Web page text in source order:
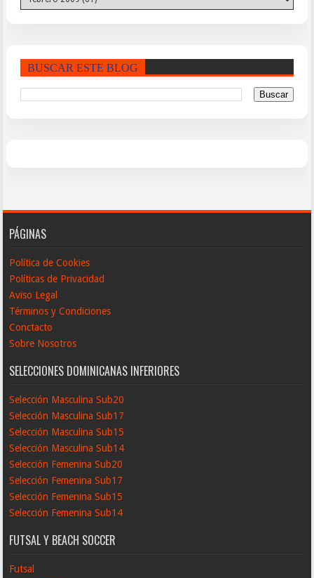
BUSCAR ESTE BLOG
PÁGINAS
Política de Cookies
Políticas de Privacidad
Aviso Legal
Términos y Condiciones
Conctacto
Sobre Nosotros
SELECCIONES DOMINICANAS INFERIORES
Selección Masculina Sub20
Selección Masculina Sub17
Selección Masculina Sub15
Selección Masculina Sub14
Selección Femenina Sub20
Selección Femenina Sub17
Selección Femenina Sub15
Selección Femenina Sub14
FUTSAL Y BEACH SOCCER
Futsal